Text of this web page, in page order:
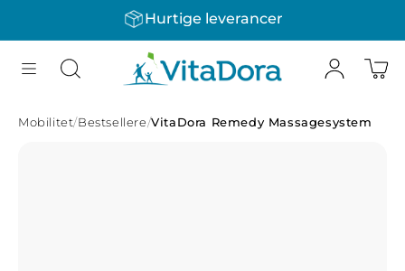
Hurtige leverancer
Mobilitet/Bestsellere/VitaDora Remedy Massagesystem